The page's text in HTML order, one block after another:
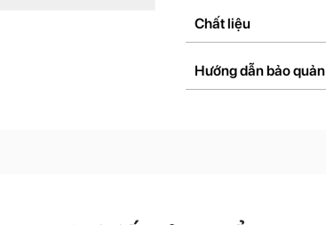
Chất liệu
Hướng dẫn bảo quản